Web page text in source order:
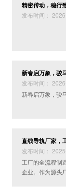
精密传动，稳行
发布时间：
新春启万象，骏
发布时间：
新春启万象，骏
直线导轨厂家，
发布时间：
工厂的全流程制
企业。作为源头